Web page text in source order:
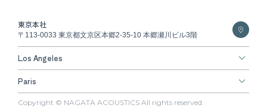
東京本社
〒113-0033 東京都文京区本郷2-35-10 本郷瀬川ビル3階
Los Angeles
Paris
Copyright © NAGATA ACOUSTICS All rights reserved.